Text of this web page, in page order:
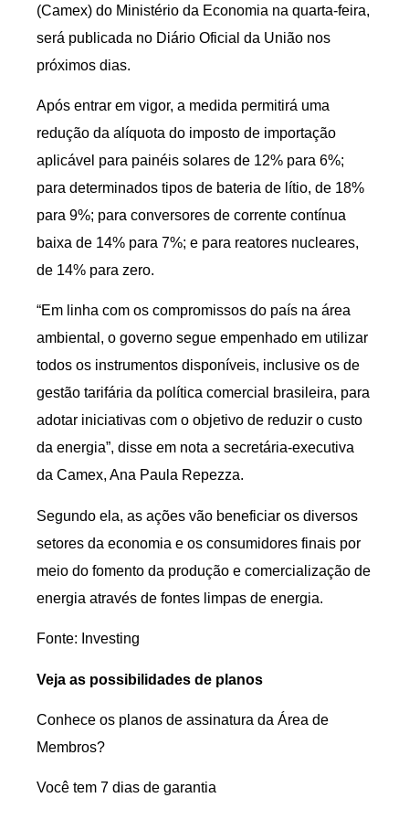
(Camex) do Ministério da Economia na quarta-feira,
será publicada no Diário Oficial da União nos
próximos dias.
Após entrar em vigor, a medida permitirá uma
redução da alíquota do imposto de importação
aplicável para painéis solares de 12% para 6%;
para determinados tipos de bateria de lítio, de 18%
para 9%; para conversores de corrente contínua
baixa de 14% para 7%; e para reatores nucleares,
de 14% para zero.
“Em linha com os compromissos do país na área
ambiental, o governo segue empenhado em utilizar
todos os instrumentos disponíveis, inclusive os de
gestão tarifária da política comercial brasileira, para
adotar iniciativas com o objetivo de reduzir o custo
da energia”, disse em nota a secretária-executiva
da Camex, Ana Paula Repezza.
Segundo ela, as ações vão beneficiar os diversos
setores da economia e os consumidores finais por
meio do fomento da produção e comercialização de
energia através de fontes limpas de energia.
Fonte: Investing
Veja as possibilidades de planos
Conhece os planos de assinatura da Área de
Membros?
Você tem 7 dias de garantia